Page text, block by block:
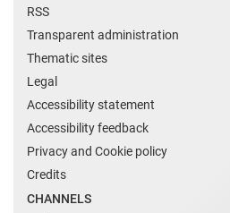
RSS
Transparent administration
Thematic sites
Legal
Accessibility statement
Accessibility feedback
Privacy and Cookie policy
Credits
CHANNELS